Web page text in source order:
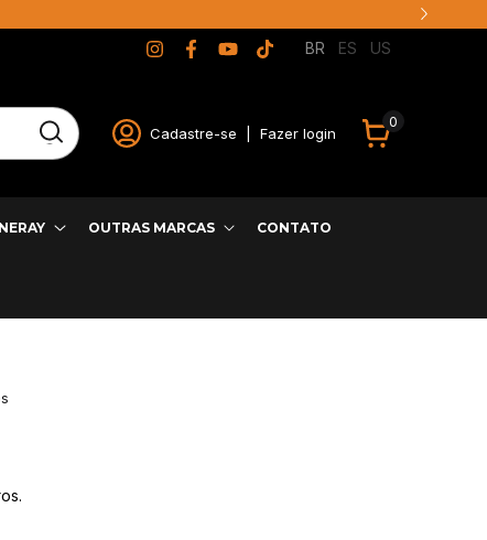
BR ES US
Cadastre-se Fazer login
0
OUTRAS MARCAS CONTATO